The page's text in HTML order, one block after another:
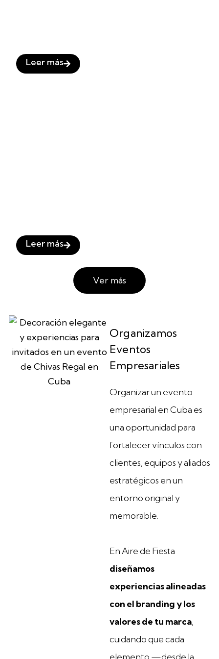
Leer más
Leer más
Ver más
Organizamos
Eventos
Empresariales
Organizar un evento
empresarial en Cuba es
una oportunidad para
fortalecer vínculos con
clientes, equipos y aliados
estratégicos en un
entorno original y
memorable.
En Aire de Fiesta
diseñamos
experiencias alineadas
con el branding y los
valores de tu marca,
cuidando que cada
elemento —desde la